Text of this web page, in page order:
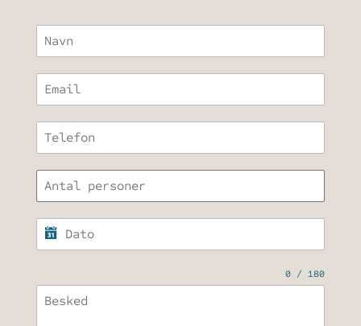
0 / 180